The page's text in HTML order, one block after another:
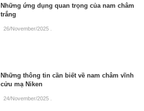
Những ứng dụng quan trọng của nam châm
trắng
26/November/2025
Những thông tin cần biết về nam châm vĩnh
cửu mạ Niken
24/November/2025